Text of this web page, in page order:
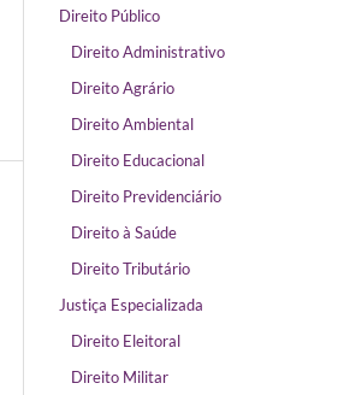
Direito Público
Direito Administrativo
Direito Agrário
Direito Ambiental
Direito Educacional
Direito Previdenciário
Direito à Saúde
Direito Tributário
Justiça Especializada
Direito Eleitoral
Direito Militar